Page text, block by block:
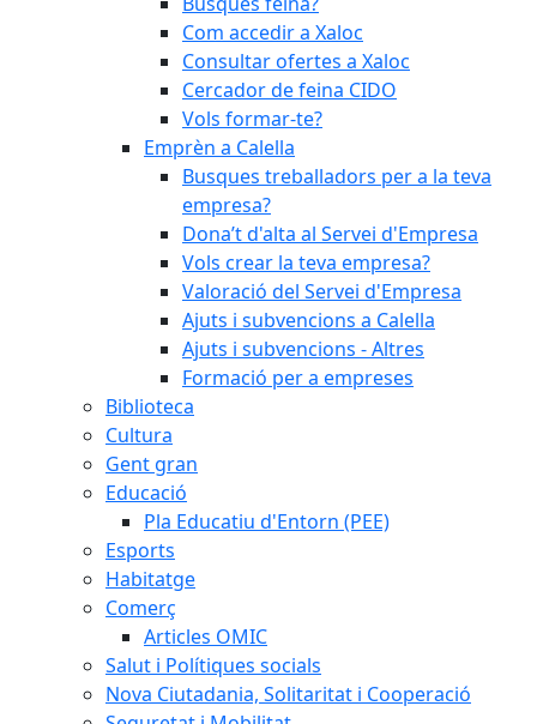
Com accedir a Xaloc
Consultar ofertes a Xaloc
Cercador de feina CIDO
Vols formar-te?
Emprèn a Calella
Busques treballadors per a la teva
empresa?
Dona’t d'alta al Servei d'Empresa
Vols crear la teva empresa?
Valoració del Servei d'Empresa
Ajuts i subvencions a Calella
Ajuts i subvencions - Altres
Formació per a empreses
Biblioteca
Cultura
Gent gran
Educació
Pla Educatiu d'Entorn (PEE)
Esports
Habitatge
Comerç
Articles OMIC
Salut i Polítiques socials
Nova Ciutadania, Solitaritat i Cooperació